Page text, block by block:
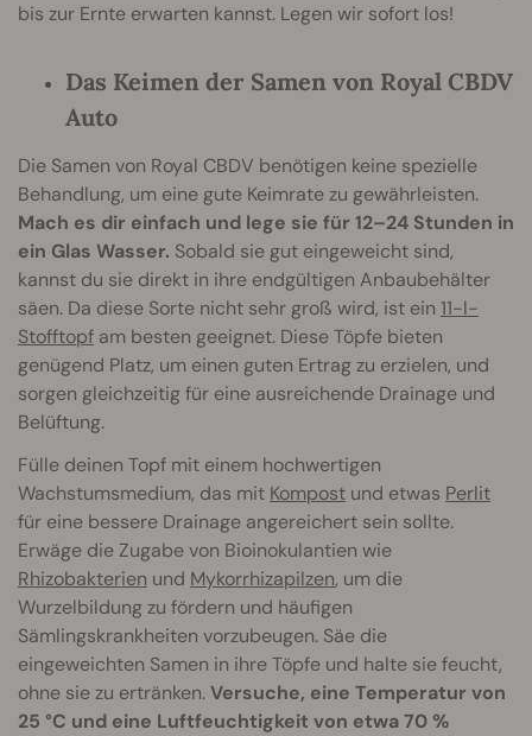
bis zur Ernte erwarten kannst. Legen wir sofort los!
Das Keimen der Samen von Royal CBDV
Auto
Die Samen von Royal CBDV benötigen keine spezielle
Behandlung, um eine gute Keimrate zu gewährleisten.
Mach es dir einfach und lege sie für 12–24 Stunden in
ein Glas Wasser. Sobald sie gut eingeweicht sind,
kannst du sie direkt in ihre endgültigen Anbaubehälter
säen. Da diese Sorte nicht sehr groß wird, ist ein 11-l-
Stofftopf am besten geeignet. Diese Töpfe bieten
genügend Platz, um einen guten Ertrag zu erzielen, und
sorgen gleichzeitig für eine ausreichende Drainage und
Belüftung.
Fülle deinen Topf mit einem hochwertigen
Wachstumsmedium, das mit Kompost und etwas Perlit
für eine bessere Drainage angereichert sein sollte.
Erwäge die Zugabe von Bioinokulantien wie
Rhizobakterien und Mykorrhizapilzen, um die
Wurzelbildung zu fördern und häufigen
Sämlingskrankheiten vorzubeugen. Säe die
eingeweichten Samen in ihre Töpfe und halte sie feucht,
ohne sie zu ertränken.Versuche, eine Temperatur von
25 °C und eine Luftfeuchtigkeit von etwa 70 %